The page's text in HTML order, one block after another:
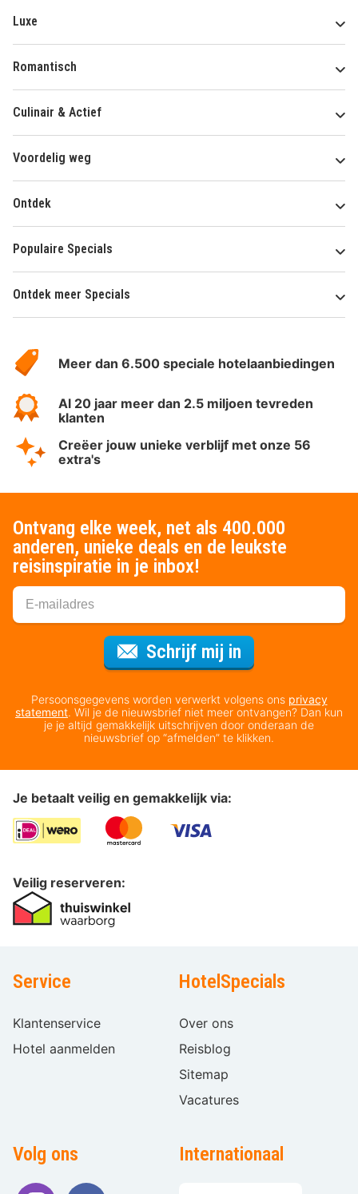
Luxe
Romantisch
Culinair & Actief
Voordelig weg
Ontdek
Populaire Specials
Ontdek meer Specials
HotelSpecials
Meer dan 6.500 speciale hotelaanbiedingen
Al 20 jaar meer dan 2.5 miljoen tevreden
klanten
Creëer jouw unieke verblijf met onze 56
extra's
Ontvang elke week, net als 400.000
anderen, unieke deals en de leukste
reisinspiratie in je inbox!
Schrijf mij in
Persoonsgegevens worden verwerkt volgens ons privacy
statement. Wil je de nieuwsbrief niet meer ontvangen? Dan kun
je je altijd gemakkelijk uitschrijven door onderaan de
nieuwsbrief op “afmelden” te klikken.
Je betaalt veilig en gemakkelijk via:
Veilig reserveren:
Service
Klantenservice
Hotel aanmelden
HotelSpecials
Over ons
Reisblog
Sitemap
Vacatures
Volg ons Internationaal